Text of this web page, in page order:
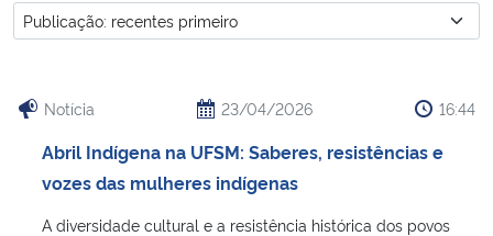
Ministério da Agricultura, Pecuária e Abastecimento
Ministério da Saúde
Notícia 23/04/2026 16:44
Abril Indígena na UFSM: Saberes, resistências e
vozes das mulheres indígenas
A diversidade cultural e a resistência histórica dos povos